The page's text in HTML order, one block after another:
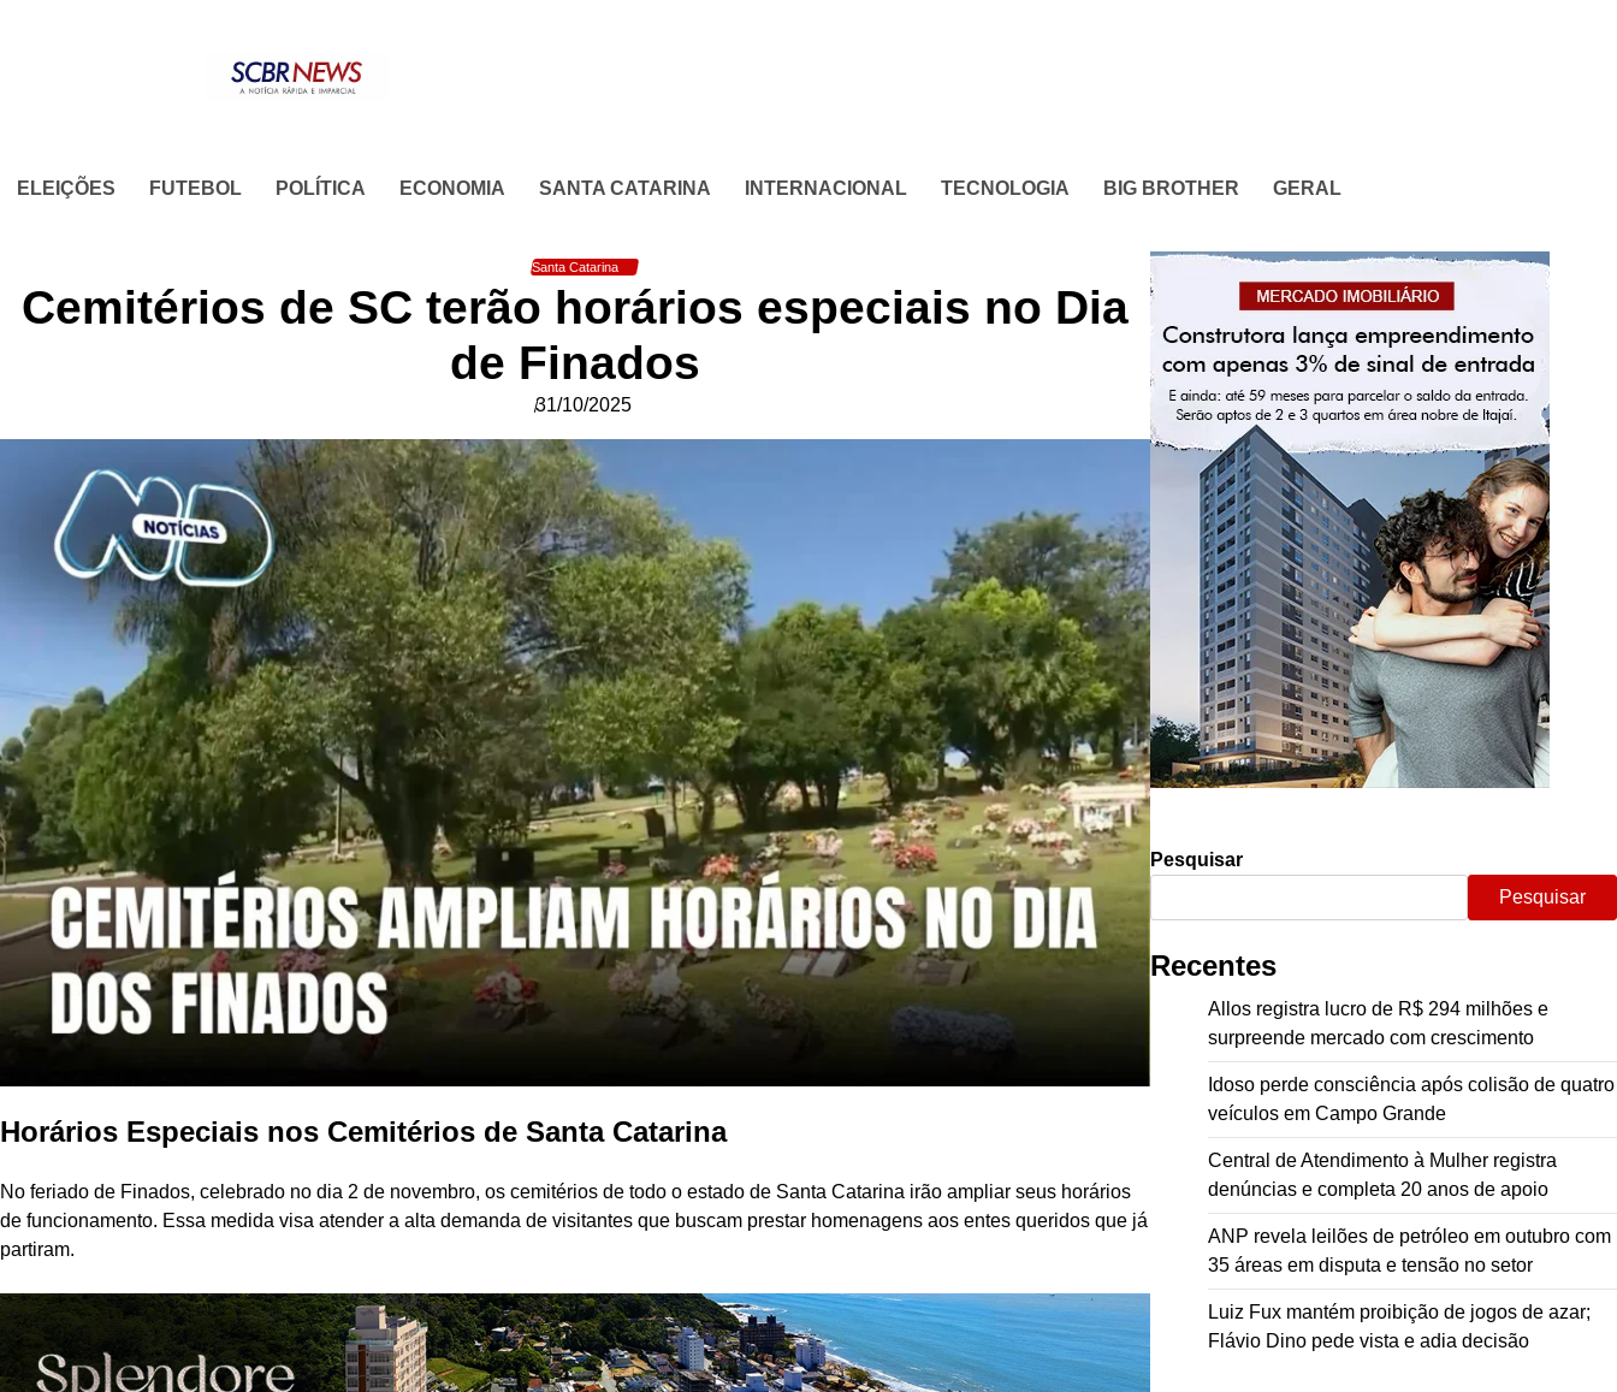
ELEIÇÕES FUTEBOL POLÍTICA ECONOMIA SANTA CATARINA INTERNACIONAL TECNOLOGIA BIG BROTHER GERAL
Santa Catarina
Cemitérios de SC terão horários especiais no Dia
de Finados
31/10/2025
Horários Especiais nos Cemitérios de Santa Catarina
No feriado de Finados, celebrado no dia 2 de novembro, os cemitérios de todo o estado de Santa Catarina irão ampliar seus horários
de funcionamento. Essa medida visa atender a alta demanda de visitantes que buscam prestar homenagens aos entes queridos que já
partiram.
Pesquisar
Pesquisar
Recentes
Allos registra lucro de R$ 294 milhões e
surpreende mercado com crescimento
Idoso perde consciência após colisão de quatro
veículos em Campo Grande
Central de Atendimento à Mulher registra
denúncias e completa 20 anos de apoio
ANP revela leilões de petróleo em outubro com
35 áreas em disputa e tensão no setor
Luiz Fux mantém proibição de jogos de azar;
Flávio Dino pede vista e adia decisão